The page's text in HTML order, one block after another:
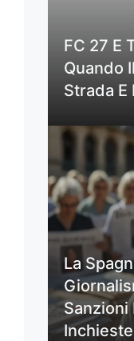
FC 27 E
Quando
Strada E
La
Sanzioni